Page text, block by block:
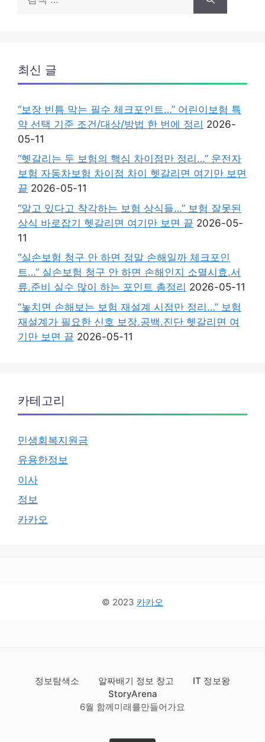
색:
최신 글
“보장 빈틈 막는 필수 체크포인트…” 어린이보험 특
약 선택 기준 조건/대상/방법 한 번에 정리 2026-
05-11
“헷갈리는 두 보험의 핵심 차이점만 정리…” 운전자
보험 자동차보험 차이점 차이 헷갈리면 여기만 보면
끝 2026-05-11
“알고 있다고 착각하는 보험 상식들…” 보험 잘못된
상식 바로잡기 헷갈리면 여기만 보면 끝 2026-05-
11
“실손보험 청구 안 하면 정말 손해일까 체크포인
트…” 실손보험 청구 안 하면 손해인지 소멸시효.서
류.준비 실수 많이 하는 포인트 총정리 2026-05-11
“놓치면 손해보는 보험 재설계 시점만 정리…” 보험
재설계가 필요한 신호 보장.공백.진단 헷갈리면 여
기만 보면 끝 2026-05-11
카테고리
민생회복지원금
유용한정보
이사
정보
카카오
© 2023 카카오
정보탐색소 알짜배기 정보 창고
IT 정보왕
StoryArena
6월 함께미래를만들어가요